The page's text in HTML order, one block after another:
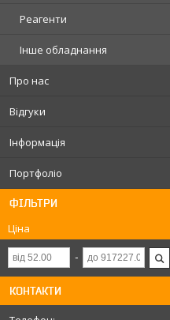
Реагенти
Інше обладнання
Про нас
Відгуки
Інформація
Портфоліо
ФІЛЬТРИ
Ціна
КОНТАКТИ